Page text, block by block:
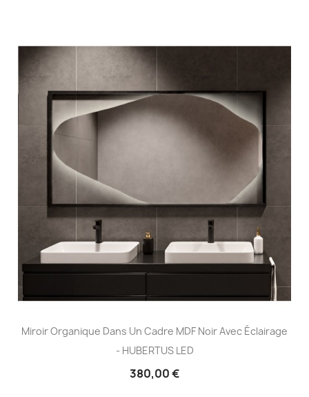
Miroir Organique Dans Un Cadre MDF Noir Avec Éclairage
- HUBERTUS LED
380,00 €